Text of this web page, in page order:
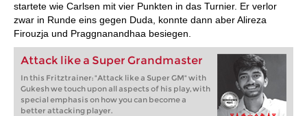
startete wie Carlsen mit vier Punkten in das Turnier. Er verlor
zwar in Runde eins gegen Duda, konnte dann aber Alireza
Firouzja und Praggnanandhaa besiegen.
Attack like a Super Grandmaster
In this Fritztrainer: "Attack like a Super GM" with
Gukesh we touch upon all aspects of his play, with
special emphasis on how you can become a
better attacking player.